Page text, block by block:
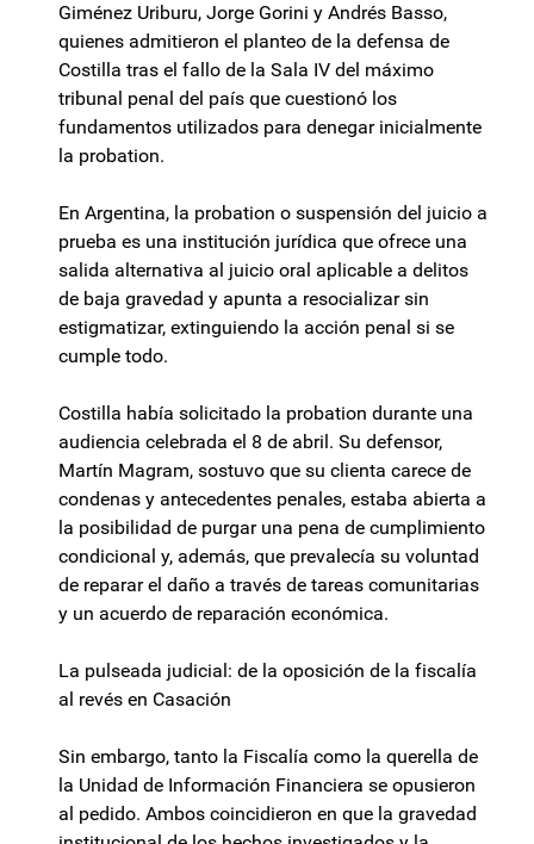
Giménez Uriburu, Jorge Gorini y Andrés Basso,
quienes admitieron el planteo de la defensa de
Costilla tras el fallo de la Sala IV del máximo
tribunal penal del país que cuestionó los
fundamentos utilizados para denegar inicialmente
la probation.
En Argentina, la probation o suspensión del juicio a
prueba es una institución jurídica que ofrece una
salida alternativa al juicio oral aplicable a delitos
de baja gravedad y apunta a resocializar sin
estigmatizar, extinguiendo la acción penal si se
cumple todo.
Costilla había solicitado la probation durante una
audiencia celebrada el 8 de abril. Su defensor,
Martín Magram, sostuvo que su clienta carece de
condenas y antecedentes penales, estaba abierta a
la posibilidad de purgar una pena de cumplimiento
condicional y, además, que prevalecía su voluntad
de reparar el daño a través de tareas comunitarias
y un acuerdo de reparación económica.
La pulseada judicial: de la oposición de la fiscalía
al revés en Casación
Sin embargo, tanto la Fiscalía como la querella de
la Unidad de Información Financiera se opusieron
al pedido. Ambos coincidieron en que la gravedad